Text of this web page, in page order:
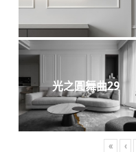
光之圓舞曲29
« ‹